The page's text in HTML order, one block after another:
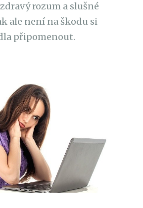
rozum a slušné
ale není na škodu si
připomenout.